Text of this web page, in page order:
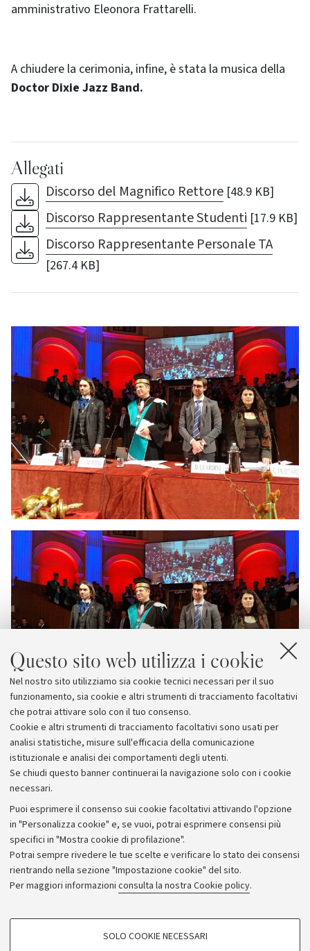
Questo sito web utilizza i cookie
Nel nostro sito utilizziamo sia cookie tecnici necessari per il suo
funzionamento, sia cookie e altri strumenti di tracciamento facoltativi
che potrai attivare solo con il tuo consenso.
Cookie e altri strumenti di tracciamento facoltativi sono usati per
analisi statistiche, misure sull'efficacia della comunicazione
istituzionale e analisi dei comportamenti degli utenti.
Se chiudi questo banner continuerai la navigazione solo con i cookie
necessari.
Puoi esprimere il consenso sui cookie facoltativi attivando l'opzione
in "Personalizza cookie" e, se vuoi, potrai esprimere consensi più
specifici in "Mostra cookie di profilazione".
Potrai sempre rivedere le tue scelte e verificare lo stato dei consensi
rientrando nella sezione "Impostazione cookie" del sito.
Per maggiori informazioni consulta la nostra Cookie policy.
COOKIE DI PROFILAZIONE - FACOLTATIVI
SOLO COOKIE NECESSARI
amministrativo Eleonora Frattarelli.
A chiudere la cerimonia, infine, è stata la musica della
Doctor Dixie Jazz Band.
Allegati
Discorso del Magnifico Rettore [48.9 KB]
Discorso Rappresentante Studenti [17.9 KB]
Discorso Rappresentante Personale TA
[267.4 KB]
Archivio
Comunicati stampa
Redazione
Rassegna stampa